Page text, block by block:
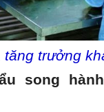
trưởng
song